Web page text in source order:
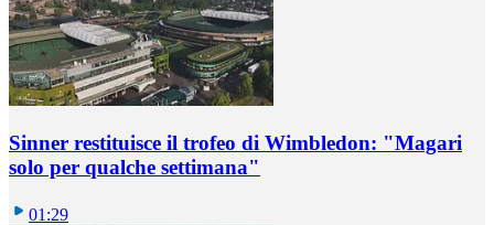
Sinner restituisce il trofeo di Wimbledon: "Magari
solo per qualche settimana"
01:29